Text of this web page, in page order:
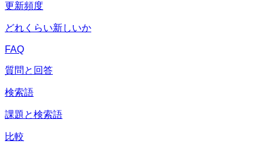
更新頻度
どれくらい新しいか
FAQ
質問と回答
検索語
課題と検索語
比較